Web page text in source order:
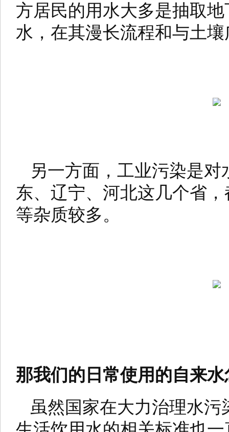
方居民的用水大多是抽取
水，在其漫长流程和与土
另一方面，工业污染是
东、辽宁、河北这几个省
等杂质较多。
那我们的日常使用的自来
虽然国家在大力治理水